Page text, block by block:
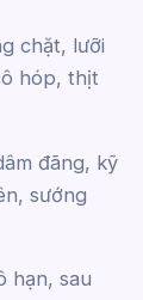
chặt, lưỡi
hóp, thịt
đãng, kỹ
sướng
hạn, sau